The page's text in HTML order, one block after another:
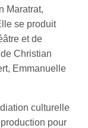
Maratrat,
se produit
et de
Christian
Emmanuelle
culturelle
pour